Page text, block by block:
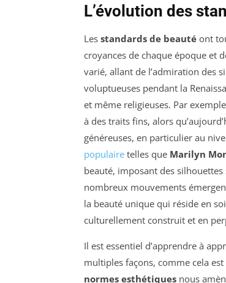
L’évolution des
Les standards de beauté ont
croyances de chaque époque et
varié, allant de l’admiration des
voluptueuses pendant la
et même religieuses. Par
à des traits fins, alors
généreuses, en particulier au
populaire telles que Marilyn
beauté, imposant des
nombreux mouvements
la beauté unique qui réside en
culturellement construit et en
Il est essentiel d’apprendre à
multiples façons, comme cela
normes esthétiques nous